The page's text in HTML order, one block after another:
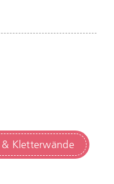
Kletterwände